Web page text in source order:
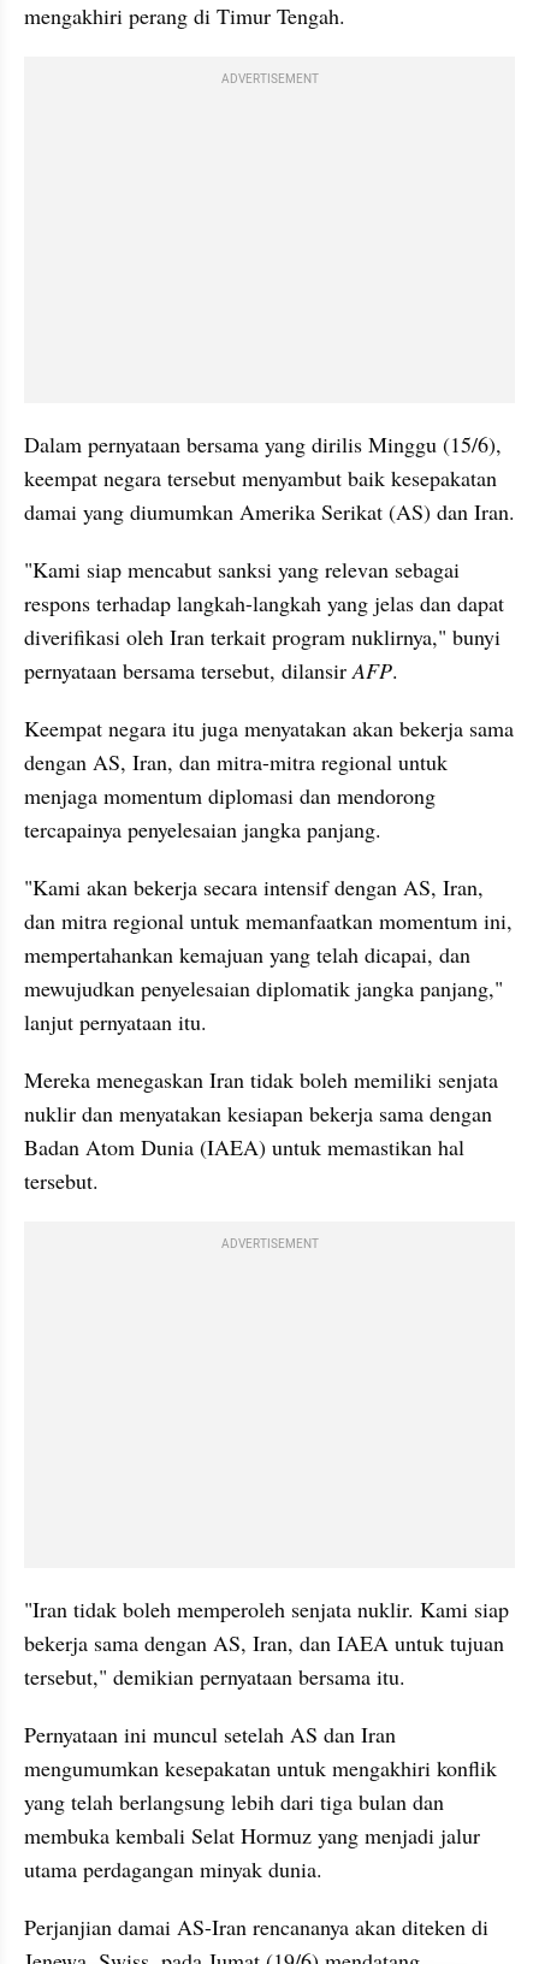
mengakhiri perang di Timur Tengah.
ADVERTISEMENT
Dalam pernyataan bersama yang dirilis Minggu (15/6),
keempat negara tersebut menyambut baik kesepakatan
damai yang diumumkan Amerika Serikat (AS) dan Iran.
"Kami siap mencabut sanksi yang relevan sebagai
respons terhadap langkah-langkah yang jelas dan dapat
diverifikasi oleh Iran terkait program nuklirnya," bunyi
pernyataan bersama tersebut, dilansir AFP.
Keempat negara itu juga menyatakan akan bekerja sama
dengan AS, Iran, dan mitra-mitra regional untuk
menjaga momentum diplomasi dan mendorong
tercapainya penyelesaian jangka panjang.
"Kami akan bekerja secara intensif dengan AS, Iran,
dan mitra regional untuk memanfaatkan momentum ini,
mempertahankan kemajuan yang telah dicapai, dan
mewujudkan penyelesaian diplomatik jangka panjang,"
lanjut pernyataan itu.
Mereka menegaskan Iran tidak boleh memiliki senjata
nuklir dan menyatakan kesiapan bekerja sama dengan
Badan Atom Dunia (IAEA) untuk memastikan hal
tersebut.
ADVERTISEMENT
"Iran tidak boleh memperoleh senjata nuklir. Kami siap
bekerja sama dengan AS, Iran, dan IAEA untuk tujuan
tersebut," demikian pernyataan bersama itu.
Pernyataan ini muncul setelah AS dan Iran
mengumumkan kesepakatan untuk mengakhiri konflik
yang telah berlangsung lebih dari tiga bulan dan
membuka kembali Selat Hormuz yang menjadi jalur
utama perdagangan minyak dunia.
Perjanjian damai AS-Iran rencananya akan diteken di